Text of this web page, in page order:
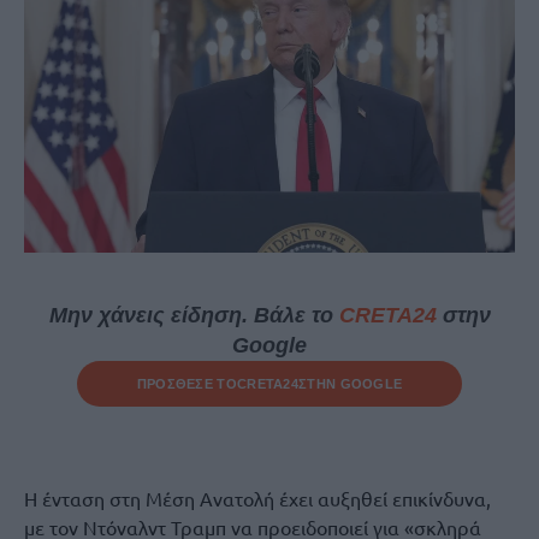
Μην χάνεις είδηση. Βάλε το CRETA24στην
Google
ΠΡΟΣΘΕΣΕ ΤΟCRETA24ΣΤΗΝ GOOGLE
Η ένταση στη Μέση Ανατολή έχει αυξηθεί επικίνδυνα,
με τον Ντόναλντ Τραμπ να προειδοποιεί για «σκληρά